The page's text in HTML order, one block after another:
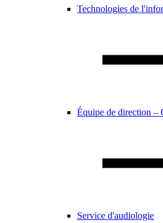
Technologies de
Équipe de direction
Service d'audiologie